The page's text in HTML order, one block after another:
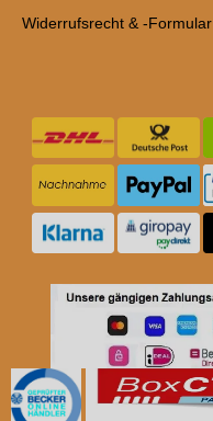
Widerrufsrecht & -Formular